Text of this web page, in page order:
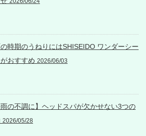
時期のうねりにはSHISEIDO ワンダーシー
おすすめ 2026/06/03
雨の不調に】ヘッドスパが欠かせない3つの
2026/05/28